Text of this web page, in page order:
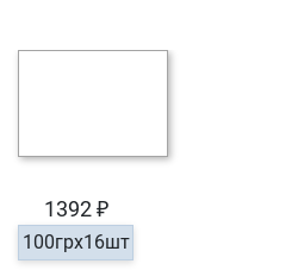
1392 ₽
100грх16шт